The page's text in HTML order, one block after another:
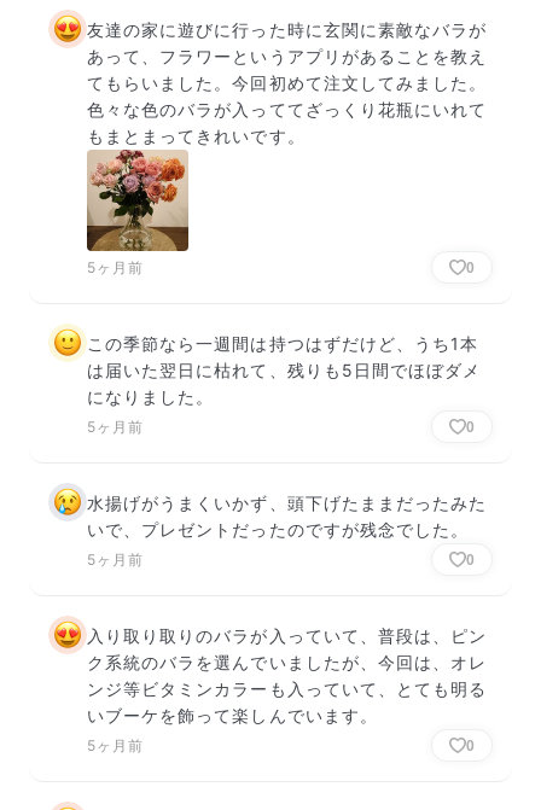
友達の家に遊びに行った時に玄関に素敵なバラが
あって、フラワーというアプリがあることを教え
てもらいました。今回初めて注文してみました。
色々な色のバラが入っててざっくり花瓶にいれて
もまとまってきれいです。
5ヶ月前 0
この季節なら一週間は持つはずだけど、うち1本
は届いた翌日に枯れて、残りも5日間でほぼダメ
になりました。
5ヶ月前 0
水揚げがうまくいかず、頭下げたままだったみた
いで、プレゼントだったのですが残念でした。
5ヶ月前 0
入り取り取りのバラが入っていて、普段は、ピン
ク系統のバラを選んでいましたが、今回は、オレ
ンジ等ビタミンカラーも入っていて、とても明る
いブーケを飾って楽しんでいます。
5ヶ月前 0